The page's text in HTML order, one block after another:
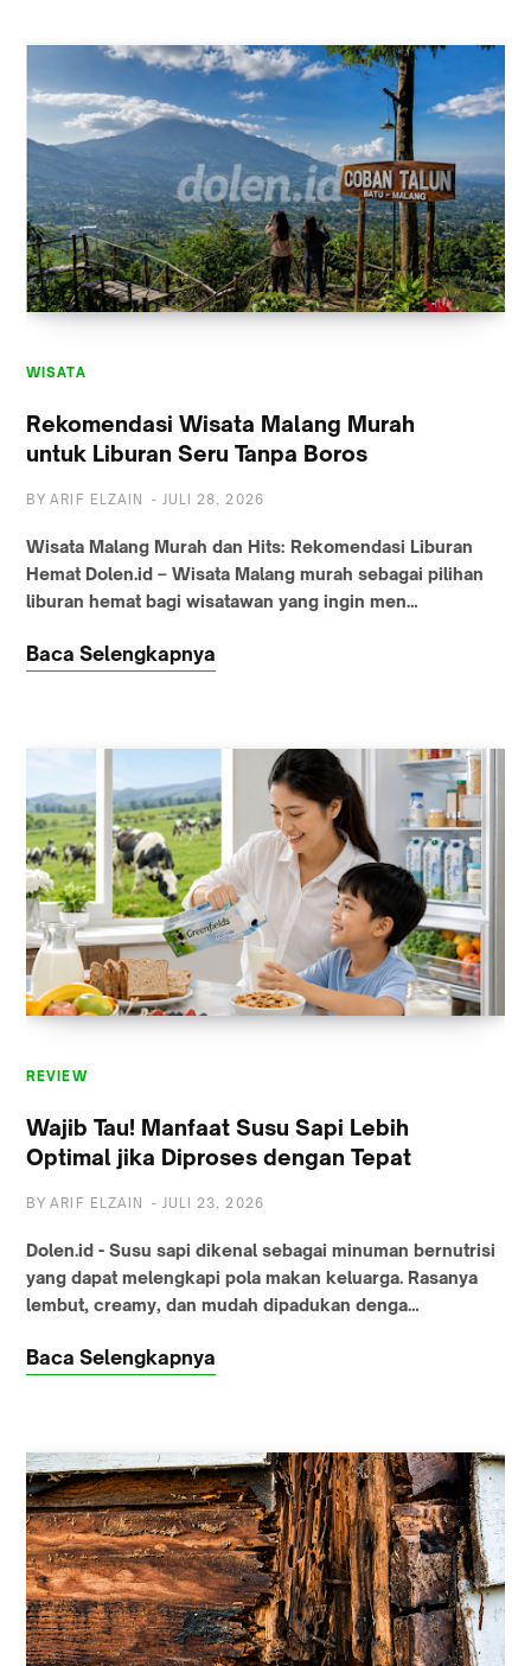
WISATA
Rekomendasi Wisata Malang Murah
untuk Liburan Seru Tanpa Boros
BY ARIF ELZAIN - JULI 28, 2026
Wisata Malang Murah dan Hits: Rekomendasi Liburan
Hemat Dolen.id – Wisata Malang murah sebagai pilihan
liburan hemat bagi wisatawan yang ingin men…
Baca Selengkapnya
REVIEW
Wajib Tau! Manfaat Susu Sapi Lebih
Optimal jika Diproses dengan Tepat
BY ARIF ELZAIN - JULI 23, 2026
Dolen.id - Susu sapi dikenal sebagai minuman bernutrisi
yang dapat melengkapi pola makan keluarga. Rasanya
lembut, creamy, dan mudah dipadukan denga…
Baca Selengkapnya